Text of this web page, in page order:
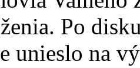
Po
unieslo na